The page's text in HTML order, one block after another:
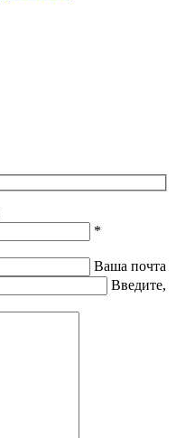
*
Ваша почта
Введите,